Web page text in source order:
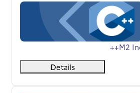
M2
M2
Details